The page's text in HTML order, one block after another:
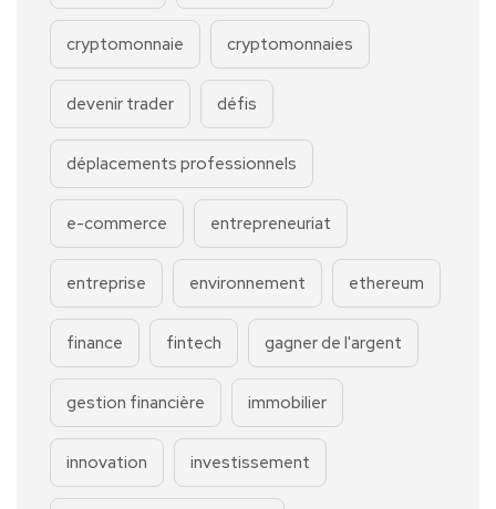
cryptomonnaie cryptomonnaies
devenir trader défis
déplacements professionnels
e-commerce entrepreneuriat
entreprise environnement ethereum
finance fintech gagner de l'argent
gestion financière immobilier
innovation investissement